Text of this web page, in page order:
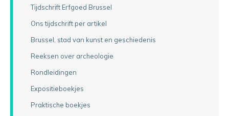
Tijdschrift Erfgoed Brussel
Ons tijdschrift per artikel
Brussel, stad van kunst en geschiedenis
Reeksen over archeologie
Rondleidingen
Expositieboekjes
Praktische boekjes